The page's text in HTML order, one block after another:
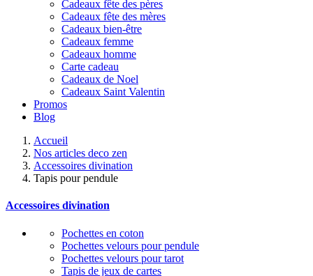
Cadeaux fête des pères
Cadeaux fête des mères
Cadeaux bien-être
Cadeaux femme
Cadeaux homme
Carte cadeau
Cadeaux de Noel
Cadeaux Saint Valentin
Promos
Blog
Accueil
Nos articles deco zen
Accessoires divination
Tapis pour pendule
Accessoires divination
Pochettes en coton
Pochettes velours pour pendule
Pochettes velours pour tarot
Tapis de jeux de cartes